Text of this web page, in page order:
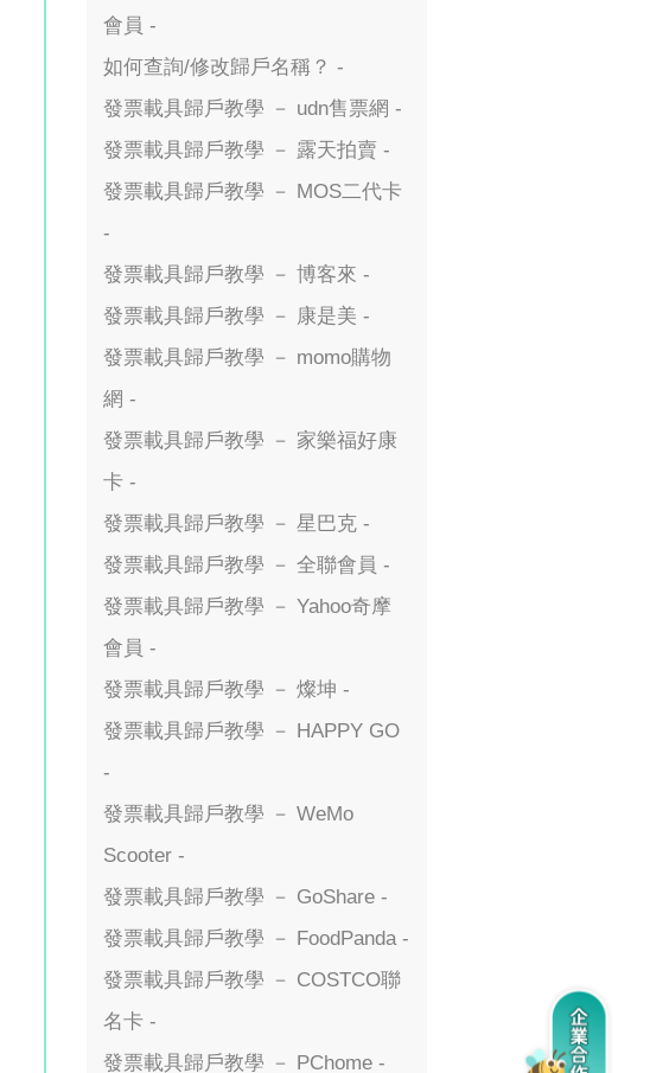
會員 -
如何查詢/修改歸戶名稱？ -
發票載具歸戶教學 － udn售票網 -
發票載具歸戶教學 － 露天拍賣 -
發票載具歸戶教學 － MOS二代卡
-
發票載具歸戶教學 － 博客來 -
發票載具歸戶教學 － 康是美 -
發票載具歸戶教學 － momo購物
網 -
發票載具歸戶教學 － 家樂福好康
卡 -
發票載具歸戶教學 － 星巴克 -
發票載具歸戶教學 － 全聯會員 -
發票載具歸戶教學 － Yahoo奇摩
會員 -
發票載具歸戶教學 － 燦坤 -
發票載具歸戶教學 － HAPPY GO
-
發票載具歸戶教學 － WeMo
Scooter -
發票載具歸戶教學 － GoShare -
發票載具歸戶教學 － FoodPanda -
發票載具歸戶教學 － COSTCO聯
名卡 -
發票載具歸戶教學 － PChome -